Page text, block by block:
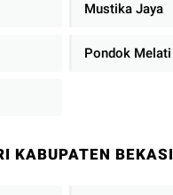
Mustika Jaya
Pondok Melati
KABUPATEN BEKASI